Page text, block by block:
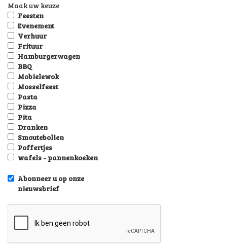
Maak uw keuze
Feesten
Evenement
Verhuur
Frituur
Hamburgerwagen
BBQ
Mobielewok
Mosselfeest
Pasta
Pizza
Pita
Dranken
Smoutebollen
Poffertjes
wafels - pannenkoeken
Abonneer u op onze
nieuwsbrief